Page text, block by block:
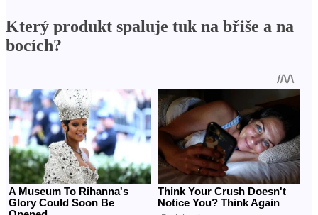
Který produkt spaluje tuk na břiše a na
bocích?